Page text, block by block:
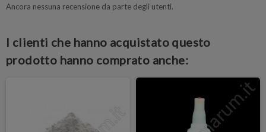
Ancora nessuna recensione da parte degli utenti.
I clienti che hanno acquistato questo
prodotto hanno comprato anche: